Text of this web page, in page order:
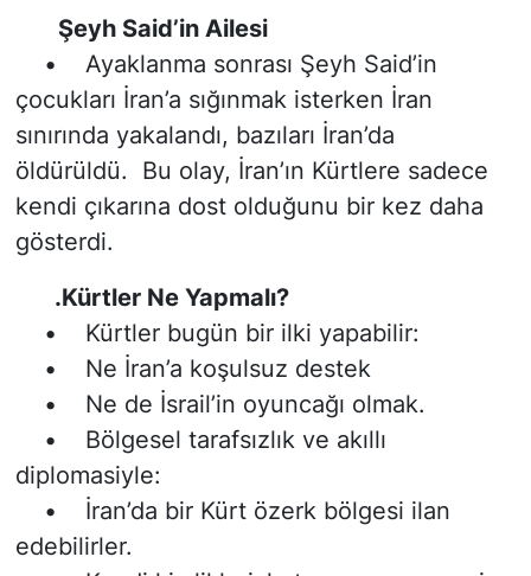
Şeyh Said’in Ailesi
• Ayaklanma sonrası Şeyh Said’in
çocukları İran’a sığınmak isterken İran
sınırında yakalandı, bazıları İran’da
öldürüldü. Bu olay, İran’ın Kürtlere sadece
kendi çıkarına dost olduğunu bir kez daha
gösterdi.
.Kürtler Ne Yapmalı?
• Kürtler bugün bir ilki yapabilir:
• Ne İran’a koşulsuz destek
• Ne de İsrail’in oyuncağı olmak.
• Bölgesel tarafsızlık ve akıllı
diplomasiyle:
• İran’da bir Kürt özerk bölgesi ilan
edebilirler.